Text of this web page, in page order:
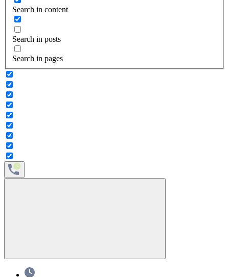
Search in content
Search in posts
Search in pages